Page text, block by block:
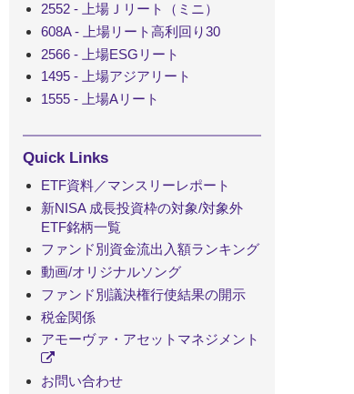
2552 - 上場Ｊリート（ミニ）
608A - 上場リート高利回り30
2566 - 上場ESGリート
1495 - 上場アジアリート
1555 - 上場Aリート
Quick Links
ETF資料／マンスリーレポート
新NISA 成長投資枠の対象/対象外
ETF銘柄一覧
ファンド別資金流出入額ランキング
動画/オリジナルソング
ファンド別議決権行使結果の開示
税金関係
アモーヴァ・アセットマネジメント
お問い合わせ